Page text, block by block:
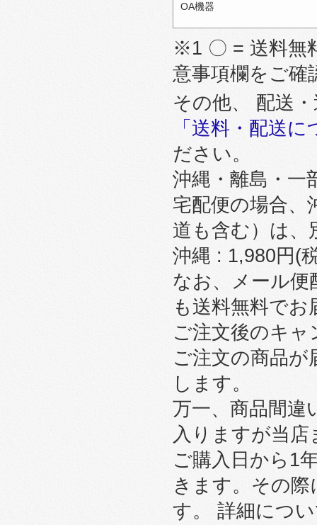
OA機器
※1 〇 = 送料無
意事項欄をご確
その他、 配送
「送料・配送
ださい。
沖縄・離島・一
宅配便の場合、
道も含む）は、
沖縄 : 1,980円(
なお、メール便
も送料無料で
ご注文後のキ
ご注文の商品
します。
万一、商品間違
入りますが当
ご購入日から1
きます。その
す。 詳細につ